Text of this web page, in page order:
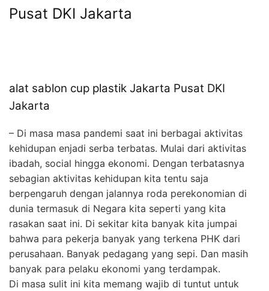
Pusat DKI Jakarta
alat sablon cup plastik Jakarta Pusat DKI
Jakarta
– Di masa masa pandemi saat ini berbagai aktivitas
kehidupan enjadi serba terbatas. Mulai dari aktivitas
ibadah, social hingga ekonomi. Dengan terbatasnya
sebagian aktivitas kehidupan kita tentu saja
berpengaruh dengan jalannya roda perekonomian di
dunia termasuk di Negara kita seperti yang kita
rasakan saat ini. Di sekitar kita banyak kita jumpai
bahwa para pekerja banyak yang terkena PHK dari
perusahaan. Banyak pedagang yang sepi. Dan masih
banyak para pelaku ekonomi yang terdampak.
Di masa sulit ini kita memang wajib di tuntut untuk